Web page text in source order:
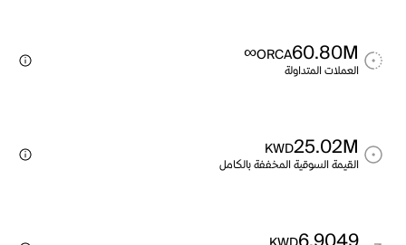
60.80M
ORCA
∞
العملات المتداولة
25.02M
KWD
القيمة السوقية المخففة بالكامل